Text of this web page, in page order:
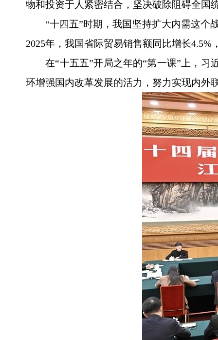
物和投资于人紧密结合，坚决破除阻碍全国
“十四五”时期，我国坚持扩大内需这个
2025年，我国省际贸易销售额同比增长
在“十五五”开局之年的“第一课”上，
环增强国内改革发展的活力，努力实现内外